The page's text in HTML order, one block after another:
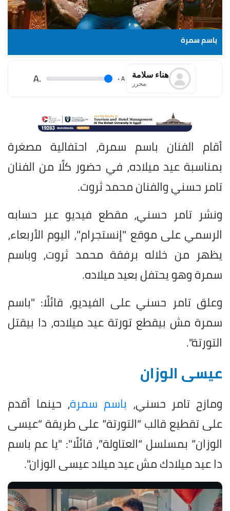
باسم سمرة
هناء سلامة
محرر A
.
.A
أقام الفنان باسم سمرة، احتفالية مصغرة
بمناسبة عيد ميلاده، في حضور كلًا من الفنان
تامر حسني والفنان محمد ثروت.
ونشر تامر حسني، مقطع فيديو عبر حسابه
الرسمي على موقع "إنستجرام"، اليوم الأربعاء،
يظهر من خلاله برفقة محمد ثروت، وباسم
سمرة وهو يحتفل بعيد ميلاده.
وعلق تامر حسني على الفيديو، قائلًا: "باسم
سمرة مش بيقطع تورتة عيد ميلاده، دا بيقتل
التورتة".
عيسى الوزان
ومازح تامر حسني، باسم سمرة، حينما أقدم
على تقطيع قالب “التورتة” على طريقة “عيسى
الوزان” بمسلسل “العتاولة”، قائلًا": "يا عم باسم
دا عيد ميلادك مش عيد ميلاد عيسى الوزان".